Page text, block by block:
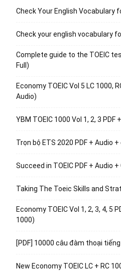
Check Your English Vocabulary
Check your english vocabulary
Complete guide to the TOEIC
Full)
Economy TOEIC Vol 5 LC 1000,
Audio)
YBM TOEIC 1000 Vol 1, 2, 3
Trọn bộ ETS 2020 PDF + Audio
Succeed in TOEIC PDF + Audio
Taking The Toeic Skills and
Economy TOEIC Vol 1, 2, 3, 4, 5
1000)
[PDF] 10000 câu đàm thoại
New Economy TOEIC LC + RC